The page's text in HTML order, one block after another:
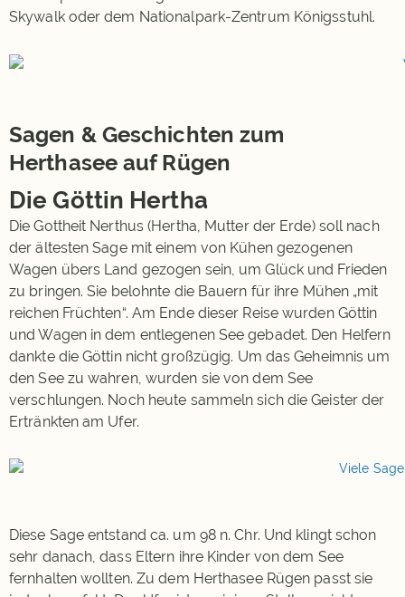
Skywalk oder dem Nationalpark-Zentrum Königsstuhl.
Sagen & Geschichten zum
Herthasee auf Rügen
Die Göttin Hertha
Die Gottheit Nerthus (Hertha, Mutter der Erde) soll nach
der ältesten Sage mit einem von Kühen gezogenen
Wagen übers Land gezogen sein, um Glück und Frieden
zu bringen. Sie belohnte die Bauern für ihre Mühen „mit
reichen Früchten“. Am Ende dieser Reise wurden Göttin
und Wagen in dem entlegenen See gebadet. Den Helfern
dankte die Göttin nicht großzügig. Um das Geheimnis um
den See zu wahren, wurden sie von dem See
verschlungen. Noch heute sammeln sich die Geister der
Ertränkten am Ufer.
Diese Sage entstand ca. um 98 n. Chr. Und klingt schon
sehr danach, dass Eltern ihre Kinder von dem See
fernhalten wollten. Zu dem Herthasee Rügen passt sie